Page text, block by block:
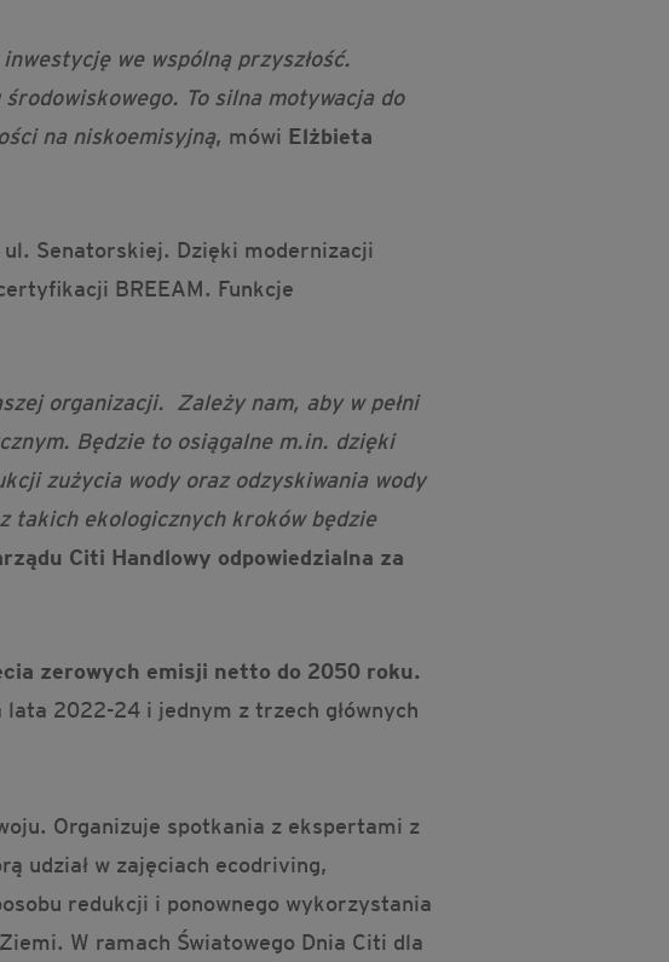
we wspólną przyszłość.
To silna motywacja do
na niskoemisyjną, mówi Elżbieta
ul. Senatorskiej. Dzięki modernizacji
BREEAM. Funkcje
organizacji. Zależy nam, aby w pełni
Będzie to osiągalne m.in. dzięki
zużycia wody oraz odzyskiwania wody
takich ekologicznych kroków będzie
Citi Handlowy odpowiedzialna za
zerowych emisji netto do 2050 roku.
2022-24 i jednym z trzech głównych
Organizuje spotkania z ekspertami z
udział w zajęciach ecodriving,
redukcji i ponownego wykorzystania
W ramach Światowego Dnia Citi dla